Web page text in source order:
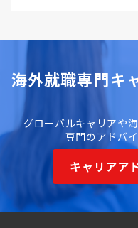
海外就職専門キ
グローバルキャリアや
専門のアドバ
キャリアア